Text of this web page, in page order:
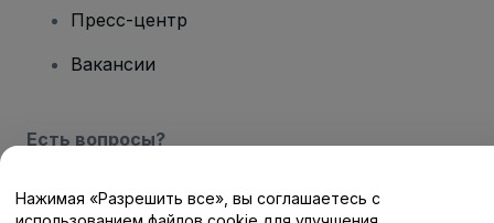
Пресс-центр
Вакансии
Есть вопросы?
Центр помощи / Свяжитесь с нами
Нажимая «Разрешить все», вы соглашаетесь с